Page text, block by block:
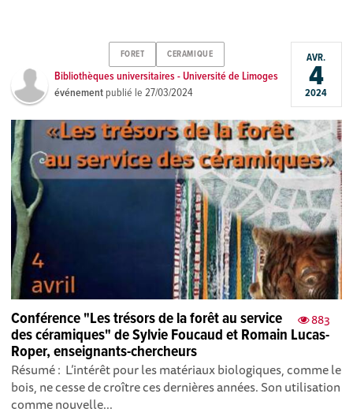
FORET CERAMIQUE
Bibliothèques universitaires - Université de Limoges
événement publié le27/03/2024
AVR.
4
2024
883
Conférence "Les trésors de la forêt au service
des céramiques" de Sylvie Foucaud et Romain Lucas-
Roper, enseignants-chercheurs
Résumé : L’intérêt pour les matériaux biologiques, comme le
bois, ne cesse de croître ces dernières années. Son utilisation
comme nouvelle...